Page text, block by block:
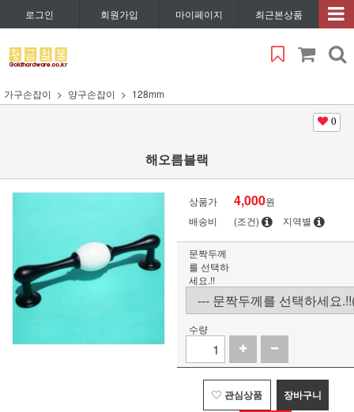
로그인 회원가입 마이페이지 최근본상품
가구손잡이 양구손잡이 128mm
0
해오름블랙
상품가 4,000원
배송비
(조건) 지역별
문짝두께
를 선택하
세요.!!
수량
관심상품 장바구니